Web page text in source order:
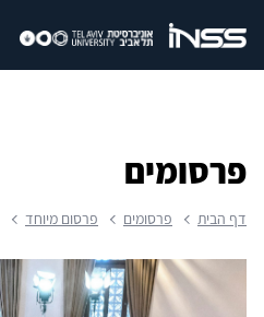
פרסומים
דף הבית פרסומים פרסום מיוחד